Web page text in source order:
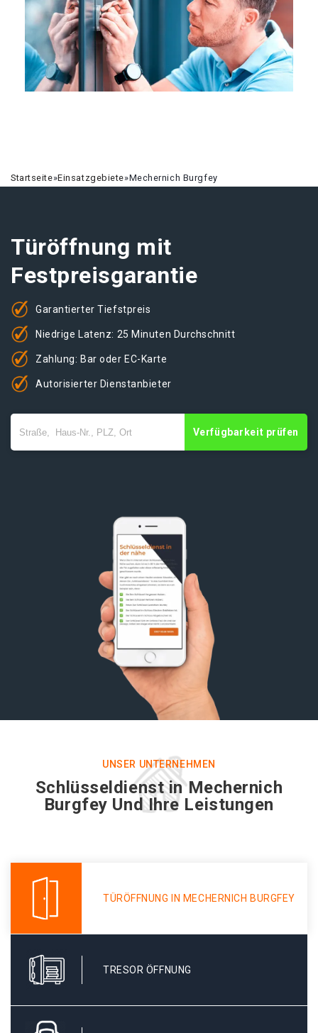
Startseite»Einsatzgebiete»Mechernich Burgfey
Türöffnung mit
Festpreisgarantie
Garantierter Tiefstpreis
Niedrige Latenz: 25 Minuten Durchschnitt
Zahlung: Bar oder EC-Karte
Autorisierter Dienstanbieter
Verfügbarkeit prüfen
UNSER UNTERNEHMEN
Schlüsseldienst in Mechernich
Burgfey Und Ihre Leistungen
TÜRÖFFNUNG IN MECHERNICH BURGFEY
TRESOR ÖFFNUNG